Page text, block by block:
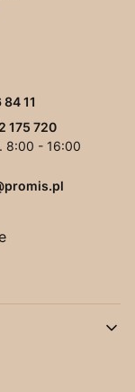
11
175 720
8:00 - 16:00